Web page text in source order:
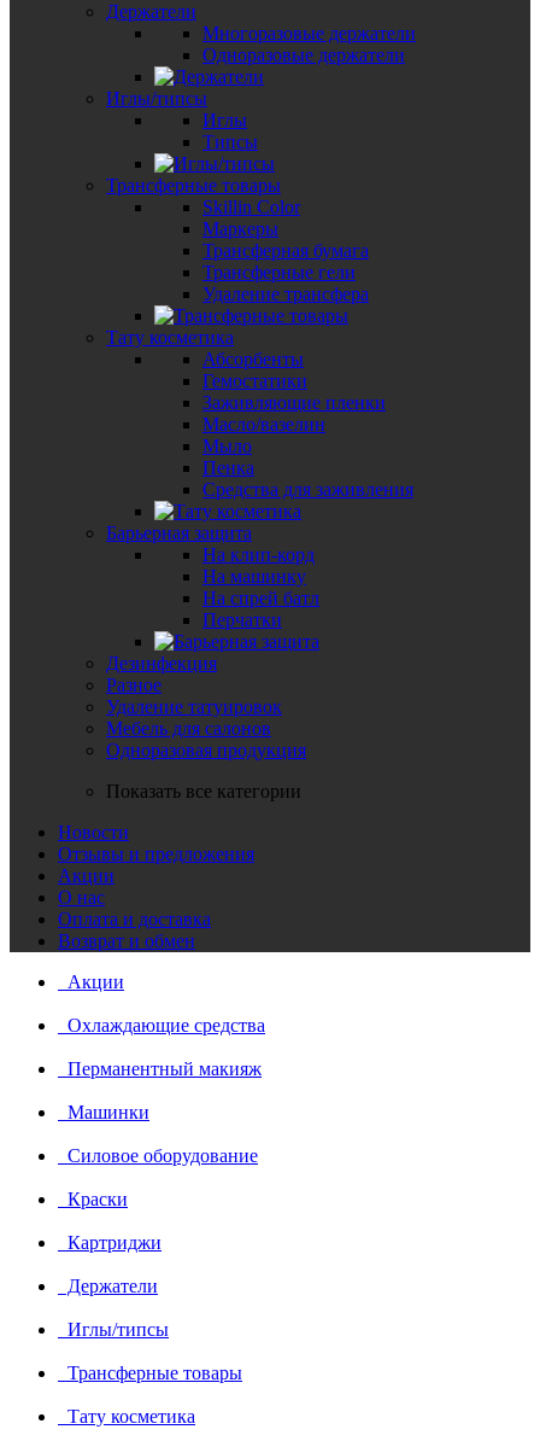
Держатели
Многоразовые держатели
Одноразовые держатели
Иглы/типсы
Иглы
Типсы
Трансферные товары
Skillin Color
Маркеры
Трансферная бумага
Трансферные гели
Удаление трансфера
Тату косметика
Абсорбенты
Гемостатики
Заживляющие пленки
Масло/вазелин
Мыло
Пенка
Средства для заживления
Барьерная защита
На клип-корд
На машинку
На спрей батл
Перчатки
Дезинфекция
Разное
Удаление татуировок
Мебель для салонов
Одноразовая продукция
Показать все категории
Новости
Отзывы и предложения
Акции
О нас
Оплата и доставка
Возврат и обмен
Акции
Охлаждающие средства
Перманентный макияж
Машинки
Силовое оборудование
Краски
Картриджи
Держатели
Иглы/типсы
Трансферные товары
Тату косметика